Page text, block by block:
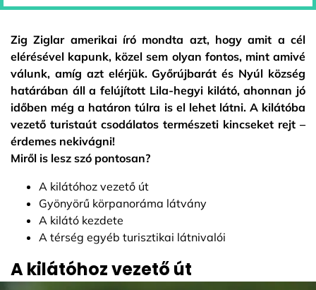
Zig Ziglar amerikai író mondta azt, hogy amit a cél
elérésével kapunk, közel sem olyan fontos, mint amivé
válunk, amíg azt elérjük. Győrújbarát és Nyúl község
határában áll a felújított Lila-hegyi kilátó, ahonnan jó
időben még a határon túlra is el lehet látni. A kilátóba
vezető turistaút csodálatos természeti kincseket rejt –
érdemes nekivágni!
Miről is lesz szó pontosan?
A kilátóhoz vezető út
Gyönyörű körpanoráma látvány
A kilátó kezdete
A térség egyéb turisztikai látnivalói
A kilátóhoz vezető út